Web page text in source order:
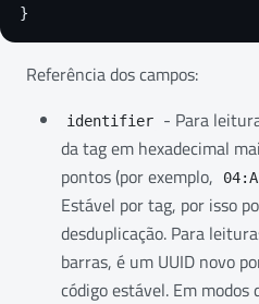
}
Referência dos campos:
identifier
- Para
da tag em hexadecimal
pontos (por exemplo,
Estável por tag, por isso
desduplicação. Para
barras, é um UUID novo
código estável. Em modos